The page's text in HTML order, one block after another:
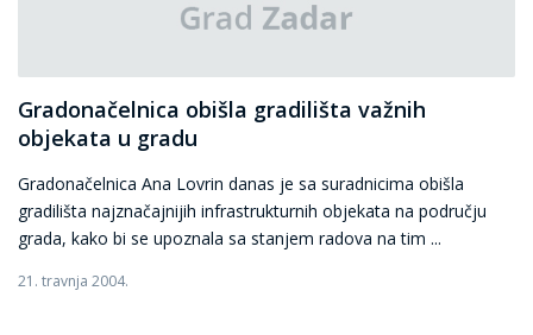
Gradonačelnica obišla gradilišta važnih
objekata u gradu
Gradonačelnica Ana Lovrin danas je sa suradnicima obišla
gradilišta najznačajnijih infrastrukturnih objekata na području
grada, kako bi se upoznala sa stanjem radova na tim ...
21. travnja 2004.